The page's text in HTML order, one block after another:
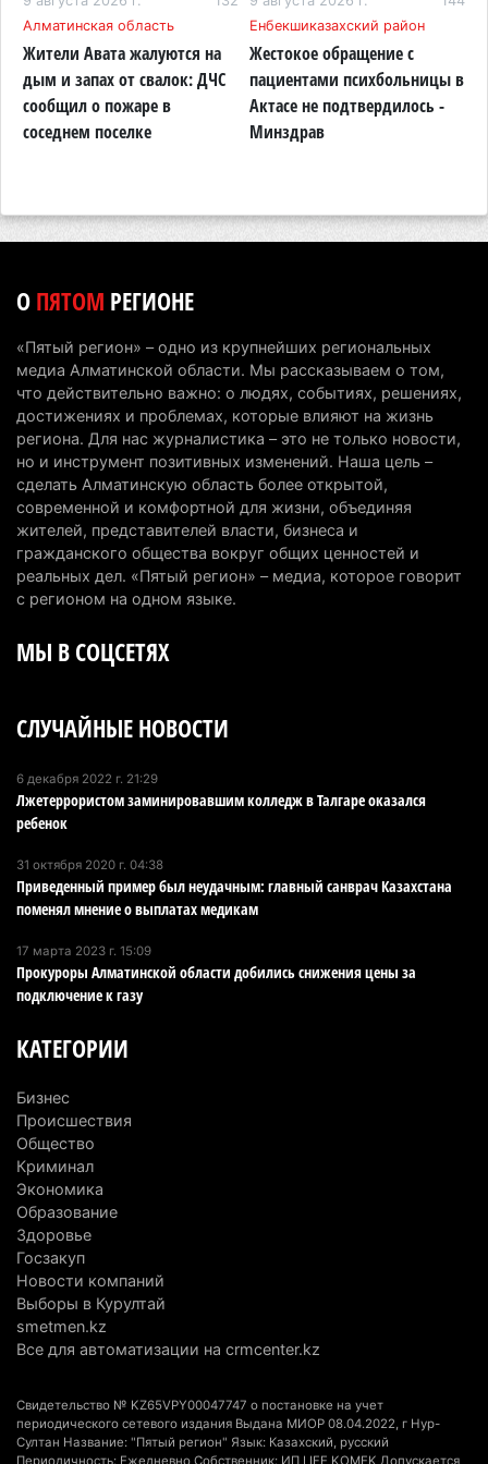
области приостановили лицензии 149 компаний
7 августа 2026 г. 16:57
Казахстанские абитуриенты узнали, кто получил
образовательные гранты
морских контейнерах
В Талгарском районе загорелись строительные
отходы: пожар охватил 300 квадратных метров
карьера
7 августа 2026 г. 09:52 220
Жители Алматы и Алматинской области смогут
увидеть долги своего дома в квитанциях за свет
7 августа 2026 г. 06:28
В Алматинской области отменили приговор за
наркотики из-за того, что подсудимому не дали
последнее слово
Проезд по БАКАД резко подорожал: в
тарифы
Сильнейшие дзюдоисты мира приехали на
сборы в Алматинскую область
6 августа 2026 г. 12:12
Первый раз с ИИ в первый класс: казахстанских
интеллекту
6 августа 2026 г. 10:47
Казахстанцы назвали доход, при котором не
считают себя бедными
6 августа 2026 г. 09:52
Пожар в Аксайском ущелье под Алматы
полностью ликвидирован спустя три дня
6 августа 2026 г. 08:51
Минэкологии опровергло фото тигра возле села
в Алматинской области
5 августа 2026 г. 17:06
Казахстан стал лидером Центральной Азии в
5 августа 2026 г. 13:55
Казахстан может начать выпуск экологичного
Алматинская область
Жители Авата жалуются на
дым и запах от свалок: ДЧС
сообщил о пожаре в
соседнем поселке
Енбекшиказахский район
Жестокое обращение с
пациентами психбольницы в
Актасе не подтвердилось -
Минздрав
ОПЯТОМ РЕГИОНЕ
«Пятый регион» – одно из крупнейших региональных
медиа Алматинской области. Мы рассказываем о том,
что действительно важно: о людях, событиях, решениях,
достижениях и проблемах, которые влияют на жизнь
региона. Для нас журналистика – это не только новости,
но и инструмент позитивных изменений. Наша цель –
сделать Алматинскую область более открытой,
современной и комфортной для жизни, объединяя
жителей, представителей власти, бизнеса и
гражданского общества вокруг общих ценностей и
реальных дел. «Пятый регион» – медиа, которое говорит
с регионом на одном языке.
МЫ В СОЦСЕТЯХ
СЛУЧАЙНЫЕ НОВОСТИ
6 декабря 2022 г. 21:29
Лжетеррористом заминировавшим колледж в Талгаре оказался
ребенок
31 октября 2020 г. 04:38
Приведенный пример был неудачным: главный санврач Казахстана
поменял мнение о выплатах медикам
17 марта 2023 г. 15:09
Прокуроры Алматинской области добились снижения цены за
подключение к газу
КАТЕГОРИИ
Бизнес
Происшествия
Общество
Криминал
Экономика
Образование
Здоровье
Госзакуп
Новости компаний
Выборы в Курултай
smetmen.kz
Все для автоматизации на crmcenter.kz
Свидетельство № KZ65VPY00047747 о постановке на учет
периодического сетевого издания Выдана МИОР 08.04.2022, г Нур-
Султан Название: "Пятый регион" Язык: Казахский, русский
Периодичность: Ежедневно Собственник: ИП LIFE KOMEK Допускается